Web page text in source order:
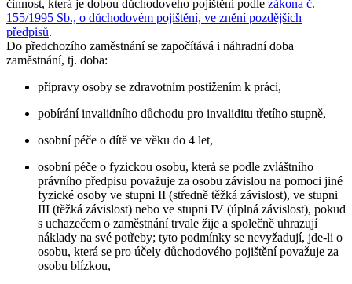
činnost, která je dobou důchodového pojištění podle zákona č.
155/1995 Sb., o důchodovém pojištění, ve znění pozdějších
předpisů.
Do předchozího zaměstnání se započítává i náhradní doba
zaměstnání, tj. doba:
přípravy osoby se zdravotním postižením k práci,
pobírání invalidního důchodu pro invaliditu třetího stupně,
osobní péče o dítě ve věku do 4 let,
osobní péče o fyzickou osobu, která se podle zvláštního
právního předpisu považuje za osobu závislou na pomoci jiné
fyzické osoby ve stupni II (středně těžká závislost), ve stupni
III (těžká závislost) nebo ve stupni IV (úplná závislost), pokud
s uchazečem o zaměstnání trvale žije a společně uhrazují
náklady na své potřeby; tyto podmínky se nevyžadují, jde-li o
osobu, která se pro účely důchodového pojištění považuje za
osobu blízkou,